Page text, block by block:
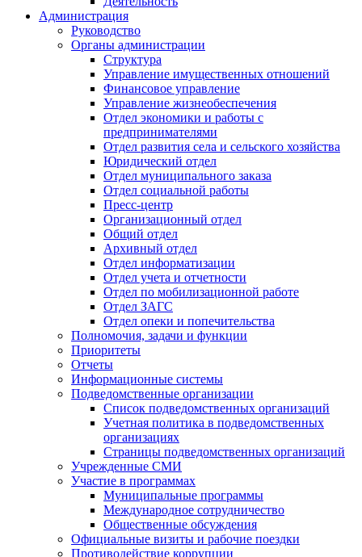
Администрация
Руководство
Органы администрации
Структура
Управление имущественных отношений
Финансовое управление
Управление жизнеобеспечения
Отдел экономики и работы с
предпринимателями
Отдел развития села и сельского хозяйства
Юридический отдел
Отдел муниципального заказа
Отдел социальной работы
Пресс-центр
Организационный отдел
Общий отдел
Архивный отдел
Отдел информатизации
Отдел учета и отчетности
Отдел по мобилизационной работе
Отдел ЗАГС
Отдел опеки и попечительства
Полномочия, задачи и функции
Приоритеты
Отчеты
Информационные системы
Подведомственные организации
Список подведомственных организаций
Учетная политика в подведомственных
организациях
Страницы подведомственных организаций
Учрежденные СМИ
Участие в программах
Муниципальные программы
Международное сотрудничество
Общественные обсуждения
Официальные визиты и рабочие поездки
Противодействие коррупции